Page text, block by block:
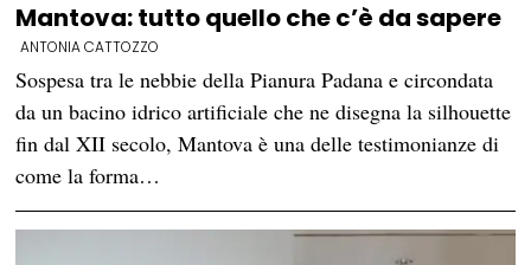
Mantova: tutto quello che c’è da sapere
ANTONIA CATTOZZO
Sospesa tra le nebbie della Pianura Padana e circondata
da un bacino idrico artificiale che ne disegna la silhouette
fin dal XII secolo, Mantova è una delle testimonianze di
come la forma…